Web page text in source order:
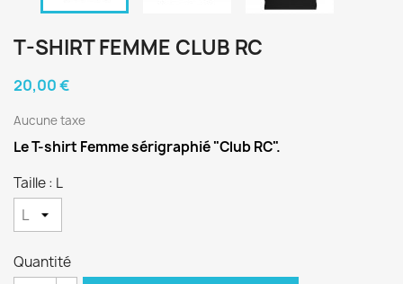
T-SHIRT FEMME CLUB RC
20,00 €
Aucune taxe
Le T-shirt Femme sérigraphié "Club RC".
Taille : L
Quantité